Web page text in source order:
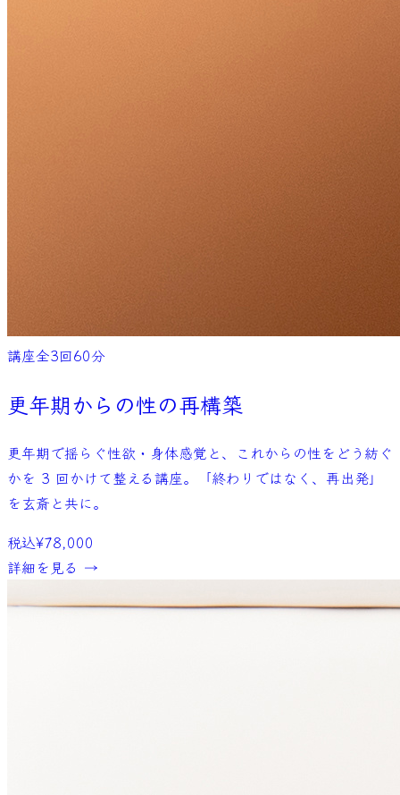
講座全3回60分
更年期からの性の再構築
更年期で揺らぐ性欲・身体感覚と、これからの性をどう紡ぐ
かを 3 回かけて整える講座。「終わりではなく、再出発」
を玄斎と共に。
税込¥78,000
詳細を見る →